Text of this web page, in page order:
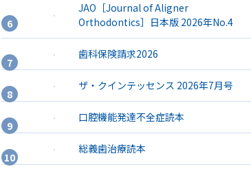
JAO［Journal of Aligner
Orthodontics］日本版 2026年No.4
歯科保険請求2026
ザ・クインテッセンス 2026年7月号
口腔機能発達不全症読本
総義歯治療読本